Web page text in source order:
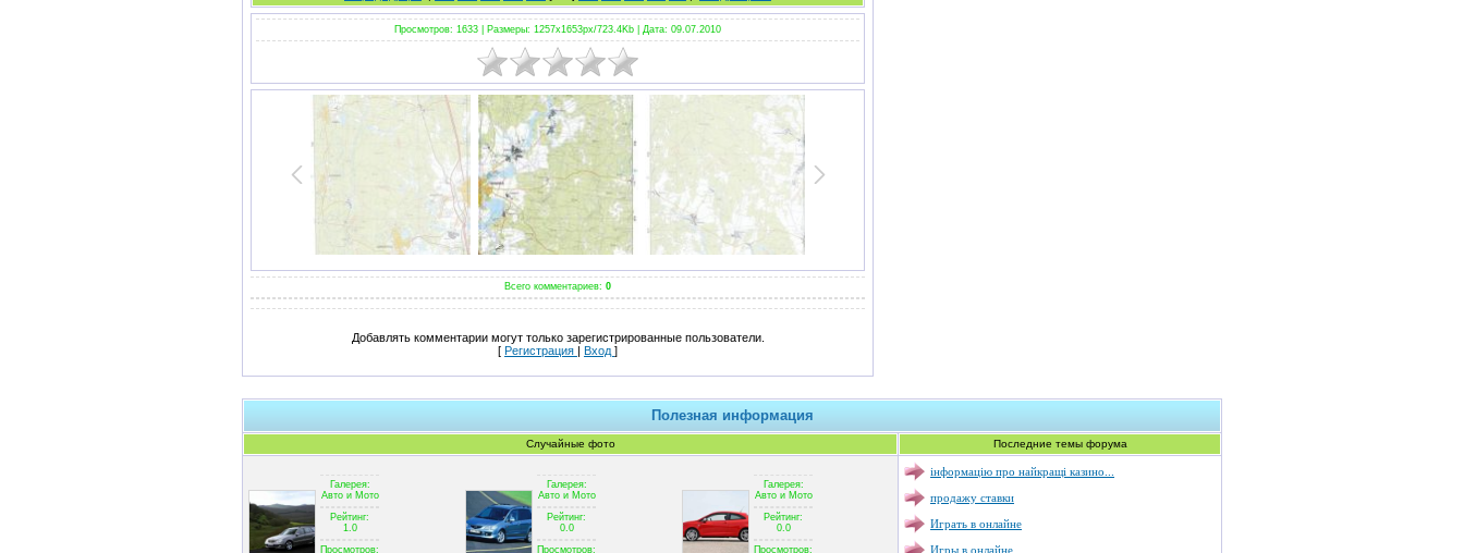
Просмотров: 1633 | Размеры: 1257x1653px/723.4Kb | Дата: 09.07.2010
Всего комментариев: 0
Добавлять комментарии могут только зарегистрированные пользователи.
[ Регистрация | Вход ]
Полезная информация
Случайные фото Последние темы форума
Галерея:
Авто и Мото
Рейтинг:
1.0
Просмотров:
Галерея:
Авто и Мото
Рейтинг:
0.0
Просмотров:
Галерея:
Авто и Мото
Рейтинг:
0.0
Просмотров:
інформацію про найкращі казино...
продажу ставки
Играть в онлайне
Игры в онлайне